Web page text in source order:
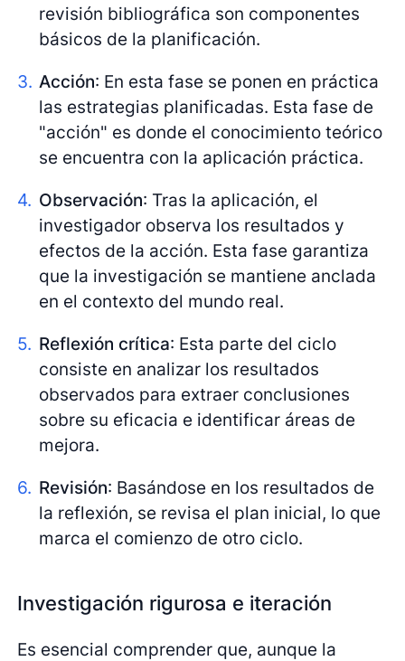
revisión bibliográfica son componentes
básicos de la planificación.
Acción: En esta fase se ponen en práctica
las estrategias planificadas. Esta fase de
"acción" es donde el conocimiento teórico
se encuentra con la aplicación práctica.
Observación: Tras la aplicación, el
investigador observa los resultados y
efectos de la acción. Esta fase garantiza
que la investigación se mantiene anclada
en el contexto del mundo real.
Reflexión crítica: Esta parte del ciclo
consiste en analizar los resultados
observados para extraer conclusiones
sobre su eficacia e identificar áreas de
mejora.
Revisión: Basándose en los resultados de
la reflexión, se revisa el plan inicial, lo que
marca el comienzo de otro ciclo.
Investigación rigurosa e iteración
Es esencial comprender que, aunque la